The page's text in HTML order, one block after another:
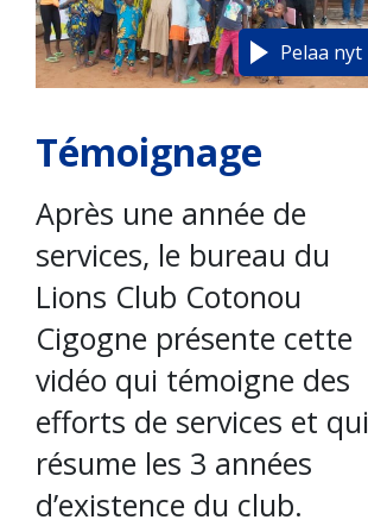
Pelaa nyt
Témoignage
Après une année de
services, le bureau du
Lions Club Cotonou
Cigogne présente cette
vidéo qui témoigne des
efforts de services et qui
résume les 3 années
d’existence du club.